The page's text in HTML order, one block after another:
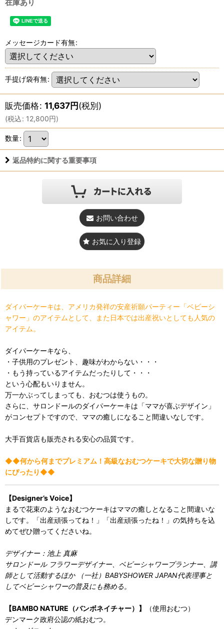
在庫あり
メッセージカード有無:
手提げ袋有無:
販売価格: 11,637円(税別)
(税込: 12,800円)
数量:
返品特約に関する重要事項
お問い合わせ
お気に入り登録
商品詳細
ダイパーケーキは、アメリカ発祥の安産祈願パーティー「ベビーシ
ャワー」のアイテムとして、また日本では出産祝いとしても人気の
アイテム。
ダイパーケーキなら、
・子供用のプレゼント、趣味がわからない・・・
・もう持っているアイテムだったりして・・・
という心配もいりません。
万一かぶってしまっても、おむつは使うもの。
さらに、サロンドールのダイパーケーキは「ママが喜ぶデザイン」
がコンセプトですので、ママの癒しになること間違いなしです。
大手百貨店も販売される安心の品質です。
◆◆何から何までプレミアム！高級なおむつケーキで大切な贈り物
にぴったり◆◆
【Designer’s Voice】
まるで花束のようなおむつケーキはママの癒しとなること間違いな
しです。「出産頑張ってね！」「出産頑張ったね！」の気持ちを込
めてぜひ贈ってくださいね。
デザイナー：池上 真麻
サロンドール フラワーデザイナー、ベビーシャワープランナー、講
師として活動するほか （一社）BABYSHOWER JAPAN代表理事と
してベビーシャワーの普及にも務める。
【BAMBO NATURE（バンボネイチャー）】
（使用おむつ）
デンマーク政府公認の紙おむつ。